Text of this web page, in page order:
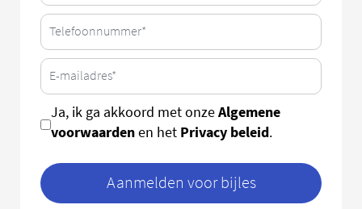
Ja, ik ga akkoord met onzeAlgemene
voorwaardenen het Privacy beleid.
Aanmelden voor bijles